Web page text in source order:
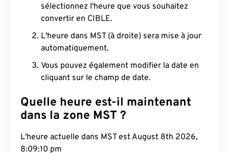
sélectionnez l'heure que vous souhaitez
convertir en CIBLE.
L'heure dans MST (à droite) sera mise à jour
automatiquement.
Vous pouvez également modifier la date en
cliquant sur le champ de date.
Quelle heure est-il maintenant
dans la zone MST ?
L'heure actuelle dans MST est August 8th 2026,
8:09:11 pm